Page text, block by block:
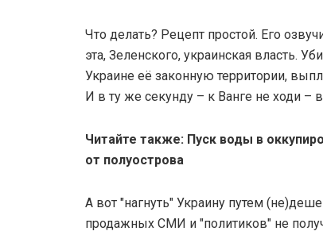
Что делать? Рецепт простой. Его
эта, Зеленского, украинская власть.
Украине её законную территории,
И в ту же секунду – к Ванге не ходи –
Читайте также: Пуск воды в
от полуострова
А вот "нагнуть" Украину путем
продажных СМИ и "политиков" не